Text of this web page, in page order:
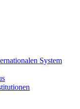
System